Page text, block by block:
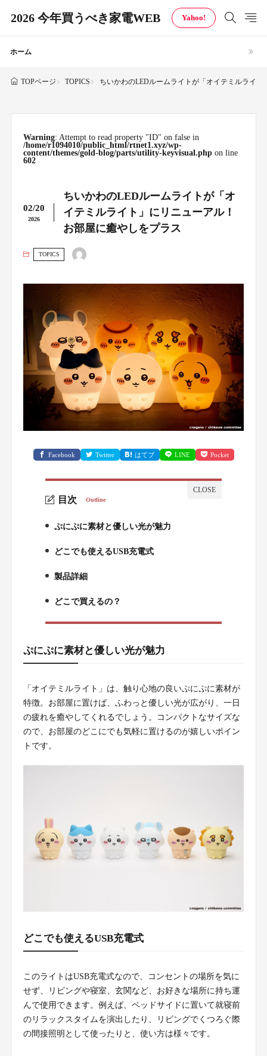
2026 今年買うべき家電WEB Yahoo!
ホーム
TOPページ TOPICS ちいかわのLEDルームライトが「オイテミルライ
Warning: Attempt to read property "ID" on false in
/home/r1094010/public_html/rtnet1.xyz/wp-
content/themes/gold-blog/parts/utility-keyvisual.phpon line
602
02/20
2026
ちいかわのLEDルームライトが「オ
イテミルライト」にリニューアル！
お部屋に癒やしをプラス
TOPICS
Facebook Twitter はてブ LINE Pocket
目次 Outline
1.
ぷにぷに素材と優しい光が魅力
どこでも使えるUSB充電式
3.
製品詳細
どこで買えるの？
ぷにぷに素材と優しい光が魅力
「オイテミルライト」は、触り心地の良いぷにぷに素材が
特徴。お部屋に置けば、ふわっと優しい光が広がり、一日
の疲れを癒やしてくれるでしょう。コンパクトなサイズな
ので、お部屋のどこにでも気軽に置けるのが嬉しいポイン
トです。
どこでも使えるUSB充電式
このライトはUSB充電式なので、コンセントの場所を気に
せず、リビングや寝室、玄関など、お好きな場所に持ち運
んで使用できます。例えば、ベッドサイドに置いて就寝前
のリラックスタイムを演出したり、リビングでくつろぐ際
の間接照明として使ったりと、使い方は様々です。